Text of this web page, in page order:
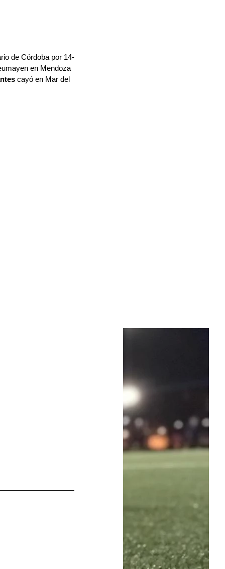
de Córdoba por 14-
en Mendoza
cayó en Mar del